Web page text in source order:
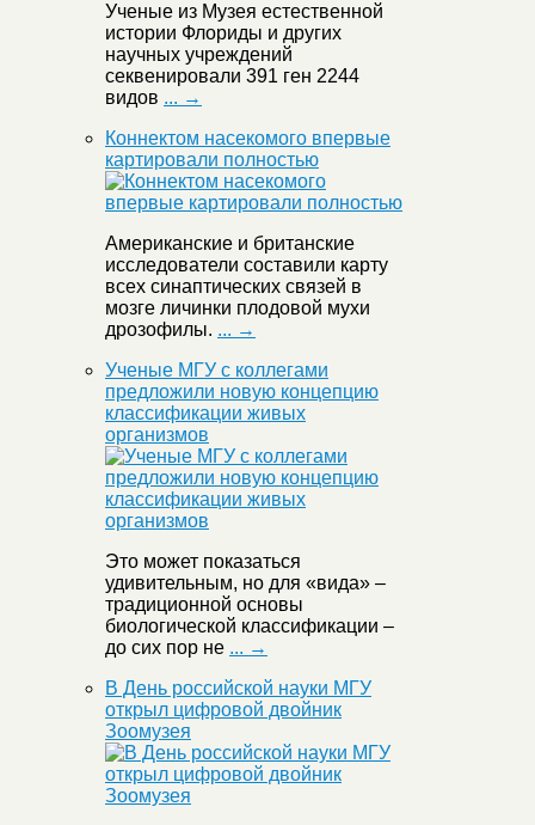
Ученые из Музея естественной
истории Флориды и других
научных учреждений
секвенировали 391 ген 2244
видов ... →
Коннектом насекомого впервые
картировали полностью
Американские и британские
исследователи составили карту
всех синаптических связей в
мозге личинки плодовой мухи
дрозофилы. ... →
Ученые МГУ с коллегами
предложили новую концепцию
классификации живых
организмов
Это может показаться
удивительным, но для «вида» –
традиционной основы
биологической классификации –
до сих пор не ... →
В День российской науки МГУ
открыл цифровой двойник
Зоомузея